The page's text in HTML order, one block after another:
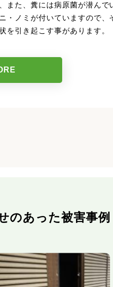
また、糞には病原菌が潜んで
・ノミが付いていますので、
を引き起こす事があります。
のあった被害事例